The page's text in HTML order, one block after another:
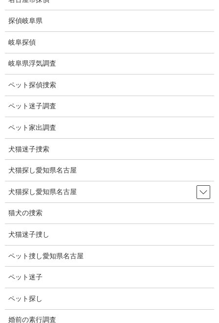
に
動
ョ
に
動
ブログ
HOME ブログ
2026-07-05
ブログ
財産分与
カテゴリー ブログ
ブログ
弁護士費用の相場
ブログ
時効
探偵岐阜県
岐阜探偵
岐阜県浮気調査
ペット探偵捜索
ペット迷子調査
ペット家出調査
犬猫迷子捜索
犬猫探し愛知県名古屋
犬猫探し愛知県名古屋
猫犬の捜索
犬猫迷子捜し
ペット捜し愛知県名古屋
ペット迷子
ペット探し
婚前の素行調査